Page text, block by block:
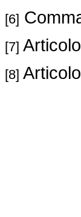
[6]
[7]
[8]